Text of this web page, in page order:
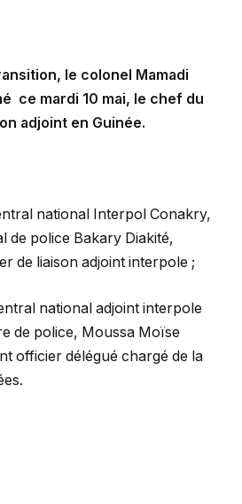
le colonel Mamadi
ce mardi 10 mai, le chef du
adjoint en Guinée.
national Interpol Conakry,
de police Bakary Diakité,
de liaison adjoint interpole ;
national adjoint interpole
de police, Moussa Moïse
officier délégué chargé de la